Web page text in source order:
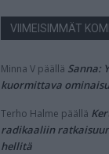
VIIMEISIMMÄT
Minna V päällä Sanna:
kuormittava
Terho Halme päällä
radikaaliin
hellitä